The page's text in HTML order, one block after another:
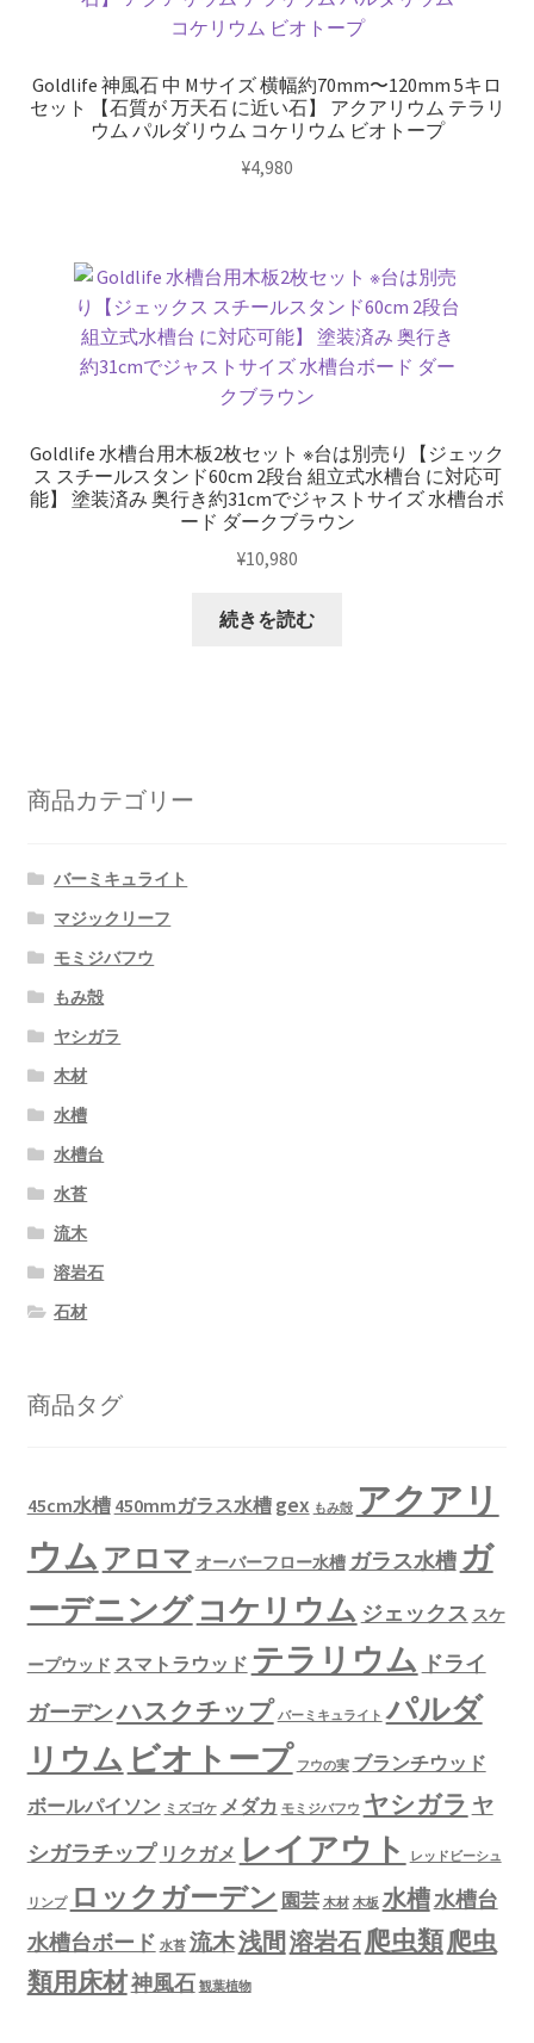
Goldlife 神風石 中 Mサイズ 横幅約70mm〜120mm 5キロ
セット 【石質が 万天石 に近い石】 アクアリウム テラリ
ウム パルダリウム コケリウム ビオトープ
¥4,980
Goldlife 水槽台用木板2枚セット ※台は別売り【ジェック
ス スチールスタンド60cm 2段台 組立式水槽台 に対応可
能】 塗装済み 奥行き約31cmでジャストサイズ 水槽台ボ
ード ダークブラウン
¥10,980
続きを読む
商品カテゴリー
バーミキュライト
マジックリーフ
モミジバフウ
もみ殻
ヤシガラ
木材
水槽
水槽台
水苔
流木
溶岩石
石材
商品タグ
45cm水槽 450mmガラス水槽 gex もみ殻 アクアリ
ウム アロマ オーバーフロー水槽 ガラス水槽 ガ
ーデニング コケリウム ジェックス スケ
ープウッド スマトラウッド テラリウム ドライ
ガーデンハスクチップ バーミキュライト パルダ
リウム ビオトープ フウの実 ブランチウッド
ボールパイソン ミズゴケ メダカ モミジバフウ ヤシガラ ヤ
シガラチップ リクガメ レイアウト レッドビーシュ
リンプ ロックガーデン 園芸 木材 木板 水槽水槽台
水槽台ボード 水苔 流木浅間 溶岩石爬虫類爬虫
類用床材神風石 観葉植物